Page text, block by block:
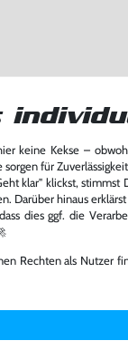
keine Kekse –
für
klar" klickst,
Darüber hinaus
dies ggf. die
Rechten als Nutzer